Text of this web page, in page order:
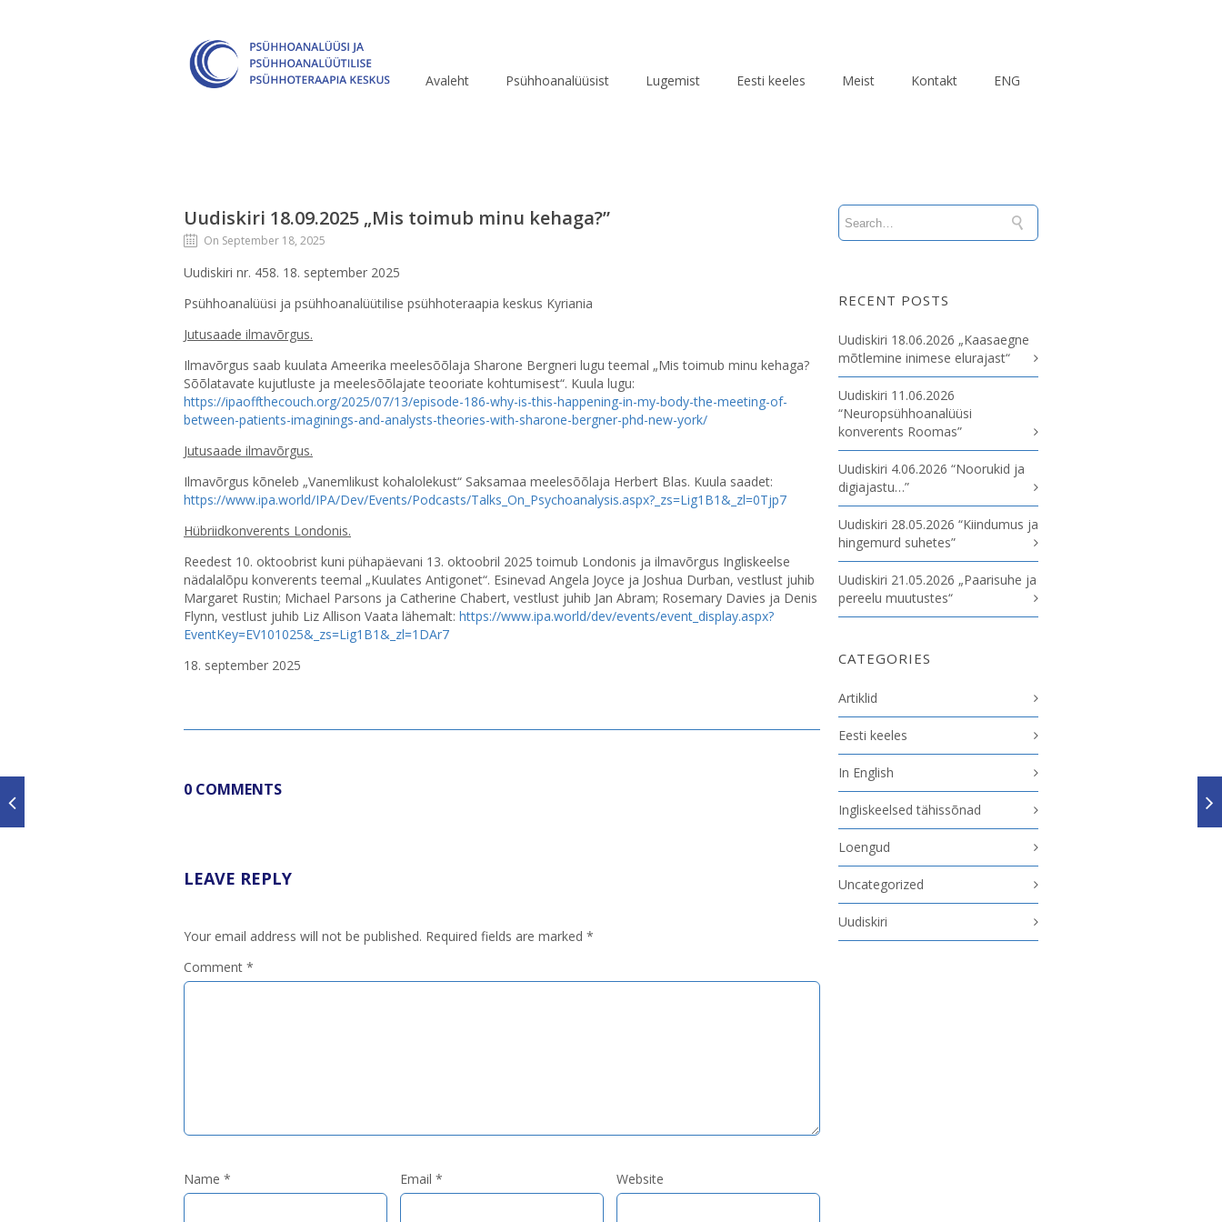
Avaleht Psühhoanalüüsist Lugemist Eesti keeles Meist Kontakt ENG
Uudiskiri 18.09.2025 „Mis toimub minu kehaga?”
On September 18, 2025
Uudiskiri nr. 458. 18. september 2025
Psühhoanalüüsi ja psühhoanalüütilise psühhoteraapia keskus Kyriania
Jutusaade ilmavõrgus.
Ilmavõrgus saab kuulata Ameerika meelesõõlaja Sharone Bergneri lugu teemal „Mis toimub minu kehaga?
Sõõlatavate kujutluste ja meelesõõlajate teooriate kohtumisest“. Kuula lugu:
https://ipaoffthecouch.org/2025/07/13/episode-186-why-is-this-happening-in-my-body-the-meeting-of-
between-patients-imaginings-and-analysts-theories-with-sharone-bergner-phd-new-york/
Jutusaade ilmavõrgus.
Ilmavõrgus kõneleb „Vanemlikust kohalolekust“ Saksamaa meelesõõlaja Herbert Blas. Kuula saadet:
https://www.ipa.world/IPA/Dev/Events/Podcasts/Talks_On_Psychoanalysis.aspx?_zs=Lig1B1&_zl=0Tjp7
Hübriidkonverents Londonis.
Reedest 10. oktoobrist kuni pühapäevani 13. oktoobril 2025 toimub Londonis ja ilmavõrgus Ingliskeelse
nädalalõpu konverents teemal „Kuulates Antigonet“. Esinevad Angela Joyce ja Joshua Durban, vestlust juhib
Margaret Rustin; Michael Parsons ja Catherine Chabert, vestlust juhib Jan Abram; Rosemary Davies ja Denis
Flynn, vestlust juhib Liz Allison Vaata lähemalt: https://www.ipa.world/dev/events/event_display.aspx?
EventKey=EV101025&_zs=Lig1B1&_zl=1DAr7
18. september 2025
0 COMMENTS
LEAVE REPLY
Your email address will not be published. Required fields are marked *
Comment *
Name * Email * Website
RECENT POSTS
Uudiskiri 18.06.2026 „Kaasaegne
mõtlemine inimese elurajast“
Uudiskiri 11.06.2026
“Neuropsühhoanalüüsi
konverents Roomas”
Uudiskiri 4.06.2026 “Noorukid ja
digiajastu…”
Uudiskiri 28.05.2026 “Kiindumus ja
hingemurd suhetes”
Uudiskiri 21.05.2026 „Paarisuhe ja
pereelu muutustes“
CATEGORIES
Artiklid
Eesti keeles
In English
Ingliskeelsed tähissõnad
Loengud
Uncategorized
Uudiskiri